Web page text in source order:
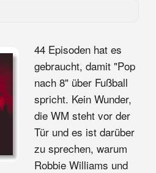
44 Episoden hat es
gebraucht, damit "Pop
nach 8" über Fußball
spricht. Kein Wunder,
die WM steht vor der
Tür und es ist darüber
zu sprechen, warum
Robbie Williams und